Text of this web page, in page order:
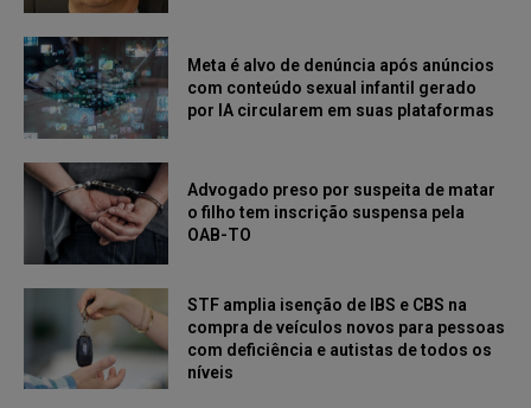
Meta é alvo de denúncia após anúncios
com conteúdo sexual infantil gerado
por IA circularem em suas plataformas
Advogado preso por suspeita de matar
o filho tem inscrição suspensa pela
OAB-TO
STF amplia isenção de IBS e CBS na
compra de veículos novos para pessoas
com deficiência e autistas de todos os
níveis